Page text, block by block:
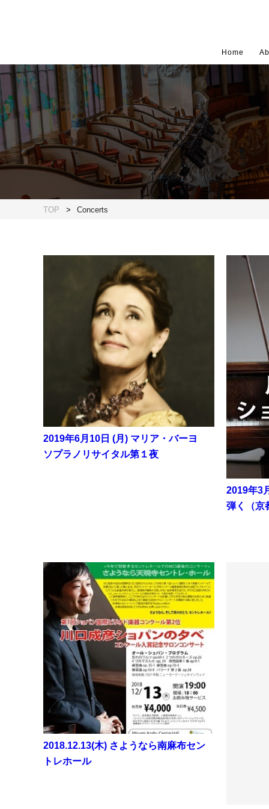
Home
TOP Concerts
2019年6月10日 (月) マリア・バーヨ
ソプラノリサイタル第１夜
2019年3
弾く（京
2018.12.13(木) さようなら南麻布セン
トレホール